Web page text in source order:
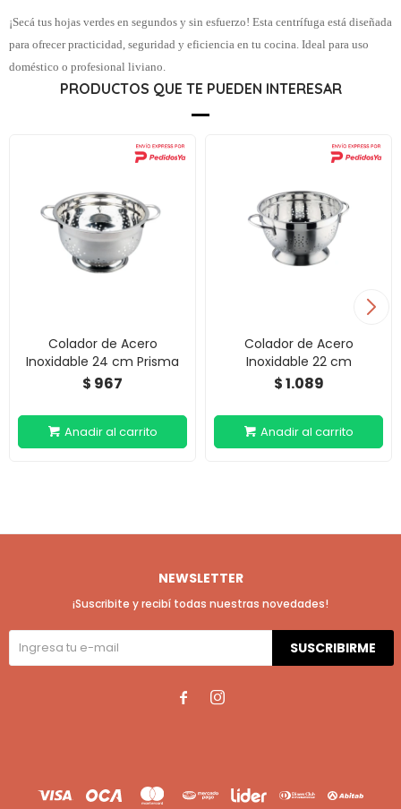
¡Secá tus hojas verdes en segundos y sin esfuerzo! Esta centrífuga está diseñada
para ofrecer practicidad, seguridad y eficiencia en tu cocina. Ideal para uso
doméstico o profesional liviano.
PRODUCTOS QUE TE PUEDEN INTERESAR
Colador de Acero
Inoxidable 24 cm Prisma
$ 967
Colador de Acero
Inoxidable 22 cm
$1.089
NEWSLETTER
¡Suscribite y recibí todas nuestras novedades!
SUSCRIBIRME
 